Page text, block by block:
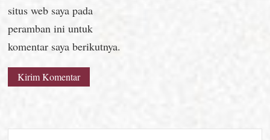
situs web saya pada
peramban ini untuk
komentar saya berikutnya.